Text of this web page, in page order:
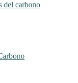
del carbono